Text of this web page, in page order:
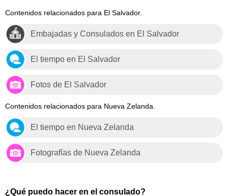
Contenidos relacionados para El Salvador.
Embajadas y Consulados en El Salvador
El tiempo en El Salvador
Fotos de El Salvador
Contenidos relacionados para Nueva Zelanda.
El tiempo en Nueva Zelanda
Fotografías de Nueva Zelanda
¿Qué puedo hacer en el consulado?